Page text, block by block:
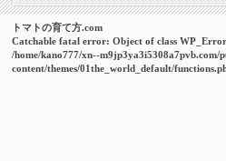
トマトの育て方.com
Catchable fatal error: Object of class
/home/kano777/xn--m9jp3ya3i5308a7pvb.com/
content/themes/01the_world_default/